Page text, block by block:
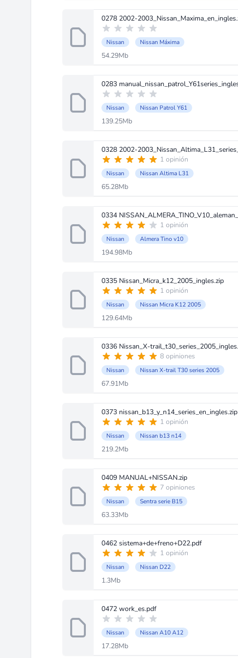
0278 2002-
Nissan Nissan Máxima
54.29Mb
0283
Nissan Nissan Patrol Y61
139.25Mb
0328 2002-
1 opinión
Nissan Nissan Altima L31
65.28Mb
0334
1 opinión
Nissan Almera Tino v10
194.98Mb
0335 Nissan_Micra_k12_2005_ingles.zip
1 opinión
Nissan Nissan Micra K12 2005
129.64Mb
0336 Nissan_X-
8 opiniones
Nissan Nissan X-trail T30 series 2005
67.91Mb
0373 nissan_b13_y_n14_series_en_ingles.zip
1 opinión
Nissan Nissan b13 n14
219.2Mb
0409 MANUAL+NISSAN.zip
7 opiniones
Nissan Sentra serie B15
63.33Mb
0462 sistema+de+freno+D22.pdf
1 opinión
Nissan Nissan D22
1.3Mb
0472 work_es.pdf
Nissan Nissan A10 A12
17.28Mb